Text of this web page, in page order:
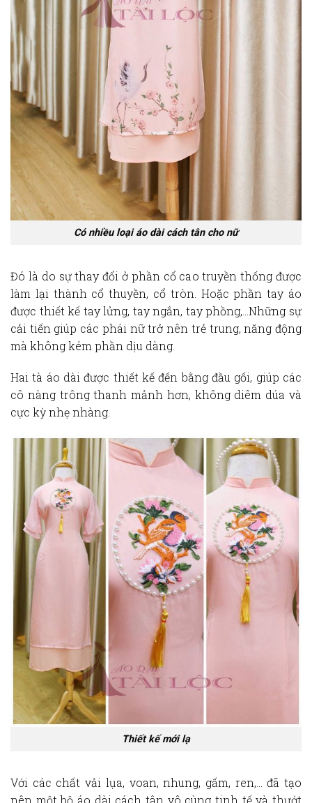
Có nhiều loại áo dài cách tân cho nữ
Đó là do sự thay đổi ở phần cổ cao truyền thống được
làm lại thành cổ thuyền, cổ tròn. Hoặc phần tay áo
được thiết kế tay lửng, tay ngắn, tay phồng,…Những sự
cải tiến giúp các phái nữ trở nên trẻ trung, năng động
mà không kém phần dịu dàng.
Hai tà áo dài được thiết kế đến bằng đầu gối, giúp các
cô nàng trông thanh mảnh hơn, không diêm dúa và
cực kỳ nhẹ nhàng.
Thiết kế mới lạ
Với các chất vải lụa, voan, nhung, gấm, ren,… đã tạo
nên một bộ áo dài cách tân vô cùng tinh tế và thướt